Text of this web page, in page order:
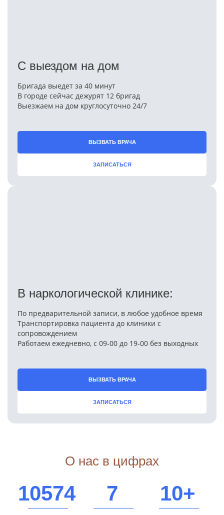
С выездом на дом
Бригада выедет за 40 минут
В городе сейчас дежурят 12 бригад
Выезжаем на дом круглосуточно 24/7
ВЫЗВАТЬ ВРАЧА
ЗАПИСАТЬСЯ
В наркологической клинике:
По предварительной записи, в любое удобное время
Транспортировка пациента до клиники с
сопровождением
Работаем ежедневно, с 09-00 до 19-00 без выходных
ВЫЗВАТЬ ВРАЧА
ЗАПИСАТЬСЯ
О нас в цифрах
10574 7 10+